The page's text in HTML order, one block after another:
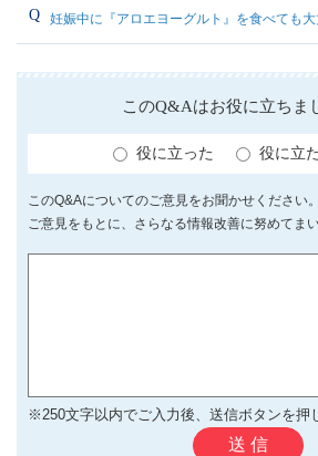
妊娠中に『アロエヨーグルト』を食べても大
このQ&Aはお役に立ちま
役に立った 役に立
このQ&Aについてのご意見をお聞かせください。
ご意見をもとに、さらなる情報改善に努めてまい
※250文字以内でご入力後、送信ボタンを押
送 信